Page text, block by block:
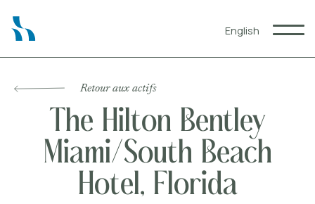
English
Qui nous sommes
Expertises
Notre impact
Partenaires
Actifs
Retour aux actifs
The Hilton Bentley
Miami/South Beach
Hotel, Florida